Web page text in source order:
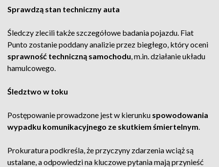
Sprawdzą stan techniczny auta
Śledczy zlecili także szczegółowe badania pojazdu. Fiat
Punto zostanie poddany analizie przez biegłego, który oceni
sprawność techniczną samochodu, m.in. działanie układu
hamulcowego.
Śledztwo w toku
Postępowanie prowadzone jest w kierunku spowodowania
wypadku komunikacyjnego ze skutkiem śmiertelnym.
Prokuratura podkreśla, że przyczyny zdarzenia wciąż są
ustalane, a odpowiedzi na kluczowe pytania mają przynieść